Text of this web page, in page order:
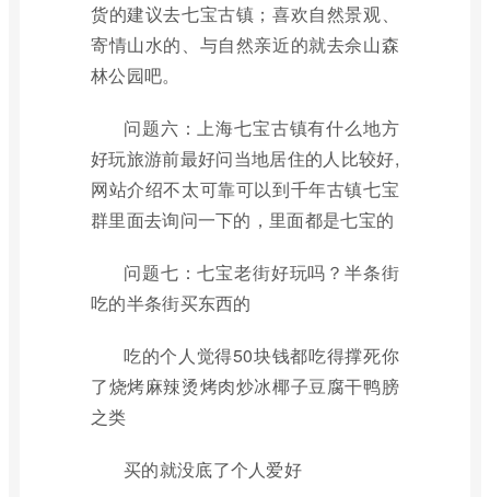
货的建议去七宝古镇；喜欢自然景观、
寄情山水的、与自然亲近的就去佘山森
林公园吧。
问题六：上海七宝古镇有什么地方
好玩旅游前最好问当地居住的人比较好,
网站介绍不太可靠可以到千年古镇七宝
群里面去询问一下的，里面都是七宝的
问题七：七宝老街好玩吗？半条街
吃的半条街买东西的
吃的个人觉得50块钱都吃得撑死你
了烧烤麻辣烫烤肉炒冰椰子豆腐干鸭膀
之类
买的就没底了个人爱好